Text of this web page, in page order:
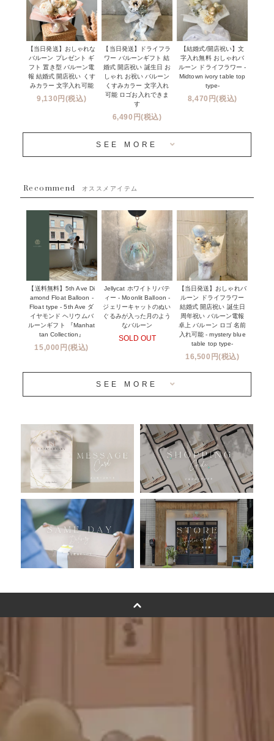
フリンジバルーン
デコレーションセット
プロップスバルーン
オプション
成人式・卒業式・入学式バルーンブーケ
発表会・劇場
その他お祝い
クリスマス
新商品
~３０００円
~５５００円
１１０００円以上
NEW YORK MIND - ニューヨークスタイルバルーン
※コンフェッティバルーン -プリント内容-
オーダーメイドについて
セミオーダーについて
フリンジバルーンについて
コンフェッティバルーンについて
ハワイウェディングサービス
企業・法人様
ウェディングコンフェッティバルーン特集
実店舗について -大阪 堀江店・名古屋 星ヶ丘店・滋賀 配送
センター店・沖縄 嘉手納基地店-
プリントサービス
前撮り写真バルーン特集
姉妹店＆関連ショップについて
安心のチャビーバルーン
おすすめ商品
バルーン自動販売機
浮くバルーンオーダーメイド - coming soonn -
卓上バルーンオーダーメイド
ムーンリットバルーンについて
その他オーダーメイド
バルーンフラワーブーケについて
プリントフォント詳細＆使用例
お知らせ
成人式バルーン特集
【当日発送】おしゃれな
バルーン プレゼント ギ
フト 置き型 バルーン電
報 結婚式 開店祝い くす
みカラー 文字入れ可能
9,130円(税込)
【当日発送】ドライフラ
ワー バルーンギフト 結
婚式 開店祝い 誕生日 お
しゃれ お祝い バルーン
くすみカラー 文字入れ
可能 ロゴお入れできま
す
6,490円(税込)
【結婚式/開店祝い】文
字入れ無料 おしゃれバ
ルーン ドライフラワー -
Midtown ivory table top
type-
8,470円(税込)
SEE MORE
Recommend オススメアイテム
【送料無料】5th Ave Di
amond Float Balloon -
Float type - 5th Ave ダ
イヤモンド ヘリウムバ
ルーンギフト 『Manhat
tan Collection』
15,000円(税込)
Jellycat ホワイトリバテ
ィー - Moonlit Balloon -
ジェリーキャットのぬい
ぐるみが入った月のよう
なバルーン
SOLD OUT
【当日発送】おしゃれバ
ルーン ドライフラワー
結婚式 開店祝い 誕生日
周年祝い バルーン電報
卓上 バルーン ロゴ 名前
入れ可能 - mystery blue
table top type-
16,500円(税込)
SEE MORE